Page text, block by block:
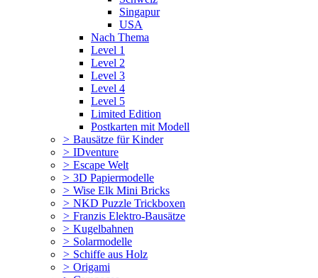
Singapur
USA
Nach Thema
Level 1
Level 2
Level 3
Level 4
Level 5
Limited Edition
Postkarten mit Modell
> Bausätze für Kinder
> IDventure
> Escape Welt
> 3D Papiermodelle
> Wise Elk Mini Bricks
> NKD Puzzle Trickboxen
> Franzis Elektro-Bausätze
> Kugelbahnen
> Solarmodelle
> Schiffe aus Holz
> Origami